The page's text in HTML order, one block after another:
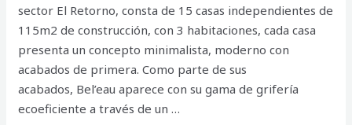
sector El Retorno, consta de 15 casas independientes de
115m2 de construcción, con 3 habitaciones, cada casa
presenta un concepto minimalista, moderno con
acabados de primera. Como parte de sus
acabados, Bel’eau aparece con su gama de grifería
ecoeficiente a través de un …